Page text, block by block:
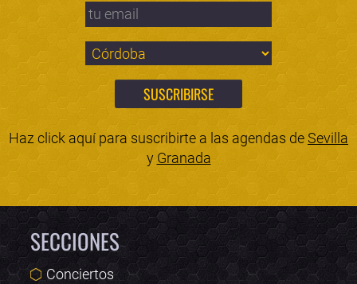
Haz click aquí para suscribirte a las agendas deSevilla
y Granada
SECCIONES
Conciertos